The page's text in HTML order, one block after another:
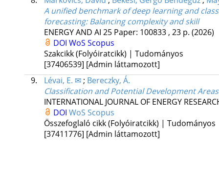
A unified benchmark of deep learning and
forecasting: Balancing complexity and skill
ENERGY AND AI 25 Paper: 100833 , 23 p. (2026)
DOI WoS Scopus
Szakcikk (Folyóiratcikk) | Tudományos
[37406539] [Admin láttamozott]
9.
Lévai, E. ✉; Bereczky, Á.
Classification and Potential Development
INTERNATIONAL JOURNAL OF ENERGY
DOI WoS Scopus
Összefoglaló cikk (Folyóiratcikk) | Tudományos
[37411776] [Admin láttamozott]